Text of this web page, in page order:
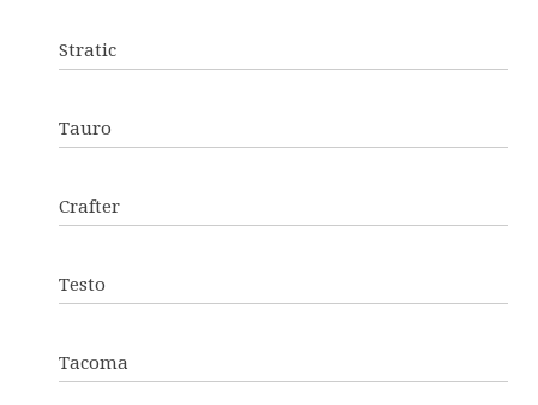
Stratic
Tauro
Crafter
Testo
Tacoma